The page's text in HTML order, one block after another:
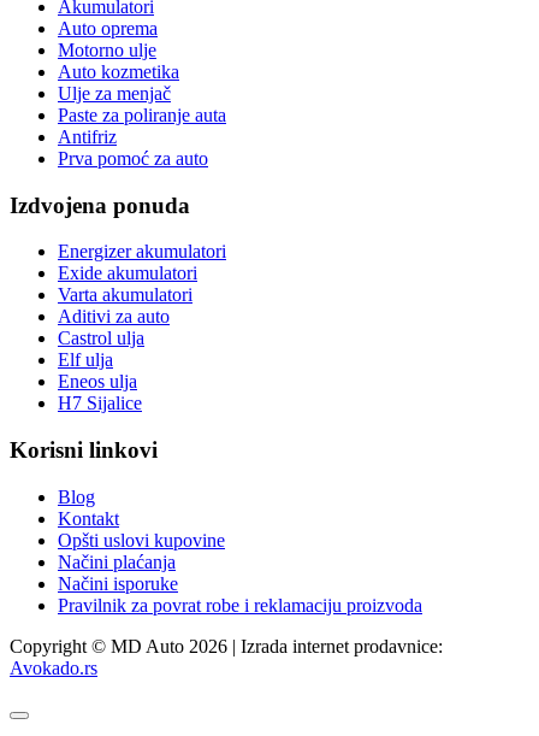
Akumulatori
Auto oprema
Motorno ulje
Auto kozmetika
Ulje za menjač
Paste za poliranje auta
Antifriz
Prva pomoć za auto
Izdvojena ponuda
Energizer akumulatori
Exide akumulatori
Varta akumulatori
Aditivi za auto
Castrol ulja
Elf ulja
Eneos ulja
H7 Sijalice
Korisni linkovi
Blog
Kontakt
Opšti uslovi kupovine
Načini plaćanja
Načini isporuke
Pravilnik za povrat robe i reklamaciju proizvoda
Copyright © MD Auto 2026 | Izrada internet prodavnice:
Avokado.rs